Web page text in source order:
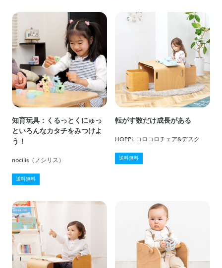
知育玩具：くるっとくにゅっ
といろんなカタチをみつけよ
う！
nocilis（ノシリス）
送料無料
転がす数だけ成長がある
HOPPL コロコロチェア&デスク
送料無料